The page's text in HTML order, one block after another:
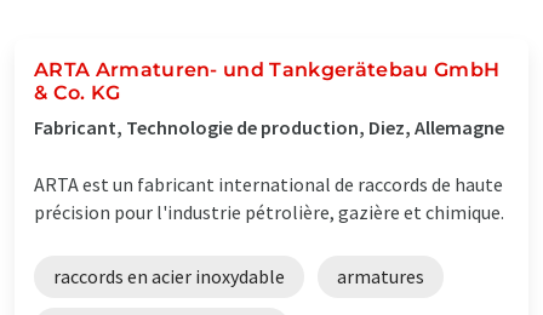
ARTA Armaturen- und Tankgerätebau GmbH
& Co. KG
Fabricant, Technologie de production, Diez, Allemagne
ARTA est un fabricant international de raccords de haute
précision pour l'industrie pétrolière, gazière et chimique.
raccords en acier inoxydable armatures